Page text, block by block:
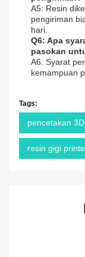
A5: Resin
pengiriman
hari.
Q6: Apa
pasokan
A6: Syarat
kemampuan
Tags:
pencetakan
resin gigi